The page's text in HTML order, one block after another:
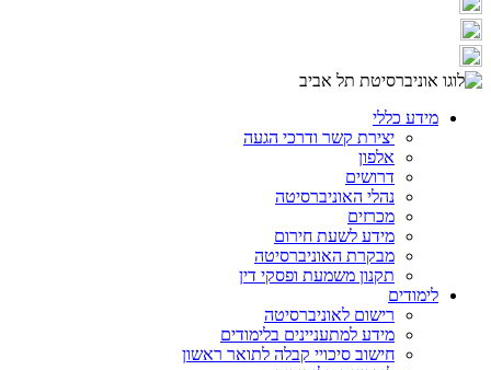
מידע כללי
יצירת קשר ודרכי הגעה
אלפון
דרושים
נהלי האוניברסיטה
מכרזים
מידע לשעת חירום
מבקרת האוניברסיטה
תקנון משמעת ופסקי דין
לימודים
רישום לאוניברסיטה
מידע למתעניינים בלימודים
חישוב סיכויי קבלה לתואר ראשון